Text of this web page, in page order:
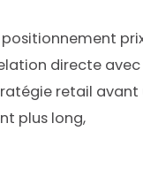
directe
retail avant
plus long,